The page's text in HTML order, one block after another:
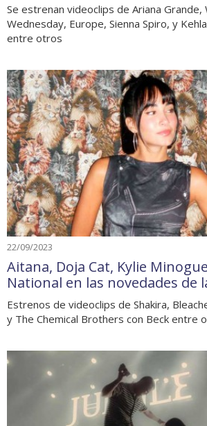
Se estrenan videoclips de Ariana Grande,
Wednesday, Europe, Sienna Spiro, y
entre otros
22/09/2023
Aitana, Doja Cat, Kylie
National en las novedades de
Estrenos de videoclips de Shakira,
y The Chemical Brothers con Beck entre